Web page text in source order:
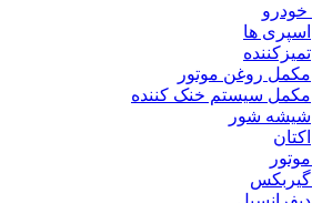
اسپری ها
تمیزکننده
مکمل روغن موتور
مکمل سیستم خنک کننده
شیشه شور
اکتان